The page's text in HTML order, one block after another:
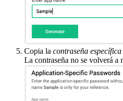
Copia la contraseña
La contraseña no se volverá a